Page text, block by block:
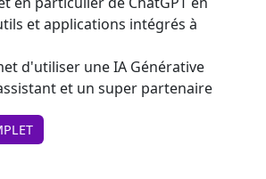
et applications intégrés à
d'utiliser une IA Générative
et un super partenaire